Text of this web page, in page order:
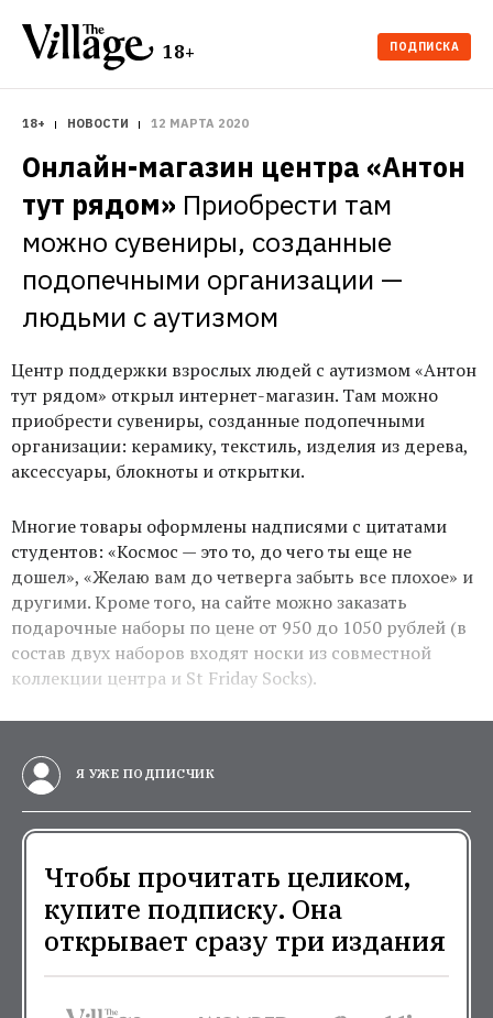
18+ ПОДПИСКА
18+ НОВОСТИ 12 МАРТА 2020
Онлайн-магазин центра «Антон
тут рядом» Приобрести там
можно сувениры, созданные
подопечными организации —
людьми с аутизмом
Центр поддержки взрослых людей с аутизмом «Антон
тут рядом» открыл интернет-магазин. Там можно
приобрести сувениры, созданные подопечными
организации: керамику, текстиль, изделия из дерева,
аксессуары, блокноты и открытки.
Многие товары оформлены надписями с цитатами
студентов: «Космос — это то, до чего ты еще не
дошел», «Желаю вам до четверга забыть все плохое» и
другими. Кроме того, на сайте можно заказать
подарочные наборы по цене от 950 до 1050 рублей (в
состав двух наборов входят носки из совместной
коллекции центра и St Friday Socks).
Я УЖЕ ПОДПИСЧИК
Чтобы прочитать целиком,
купите подписку. Она
открывает сразу три издания